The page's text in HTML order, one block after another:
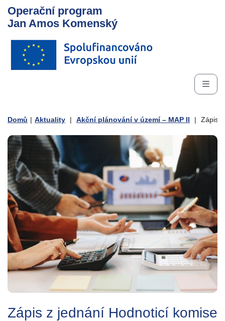
Operační program
Jan Amos Komenský
Domů | Aktuality | Akční plánování v území – MAP II | Zápis
Zápis z jednání Hodnoticí komise